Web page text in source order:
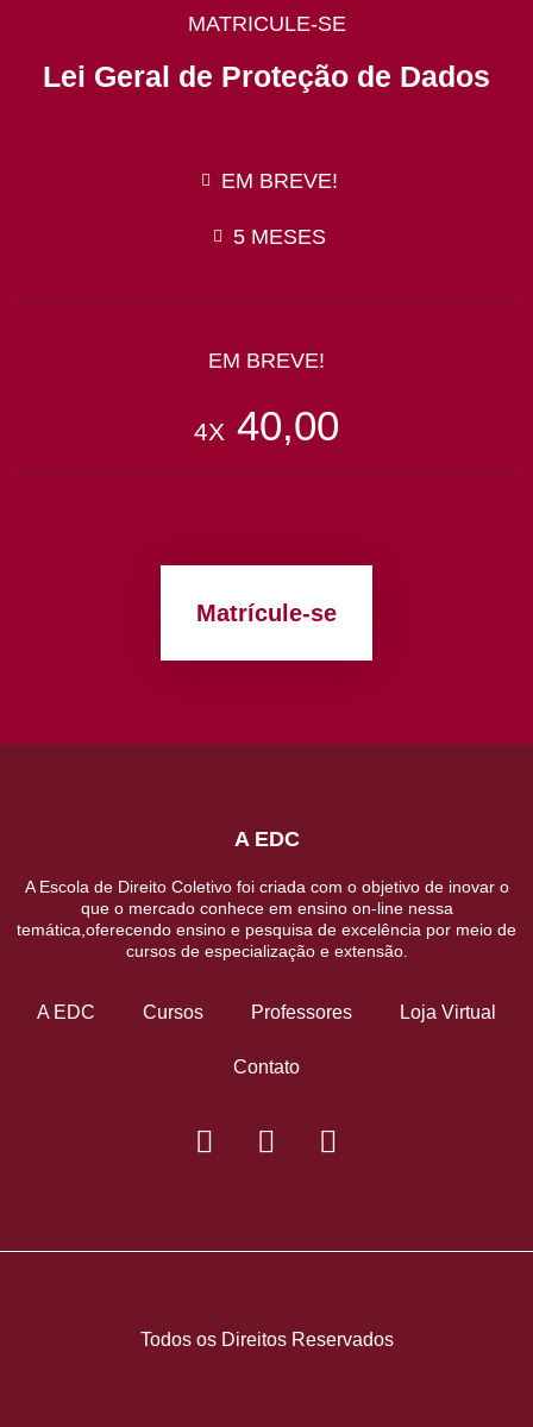
MATRICULE-SE
Lei Geral de Proteção de Dados
EM BREVE!
5 MESES
EM BREVE!
4X 40,00
Matrícule-se
A EDC
A Escola de Direito Coletivo foi criada com o objetivo de inovar o
que o mercado conhece em ensino on-line nessa
temática,oferecendo ensino e pesquisa de excelência por meio de
cursos de especialização e extensão.
A EDC Cursos Professores Loja Virtual
Contato
Todos os Direitos Reservados